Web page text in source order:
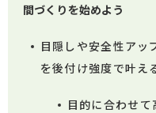
間づくりを始めよう
目隠しや安全性アッ
を後付け強度で叶え
目的に合わせ